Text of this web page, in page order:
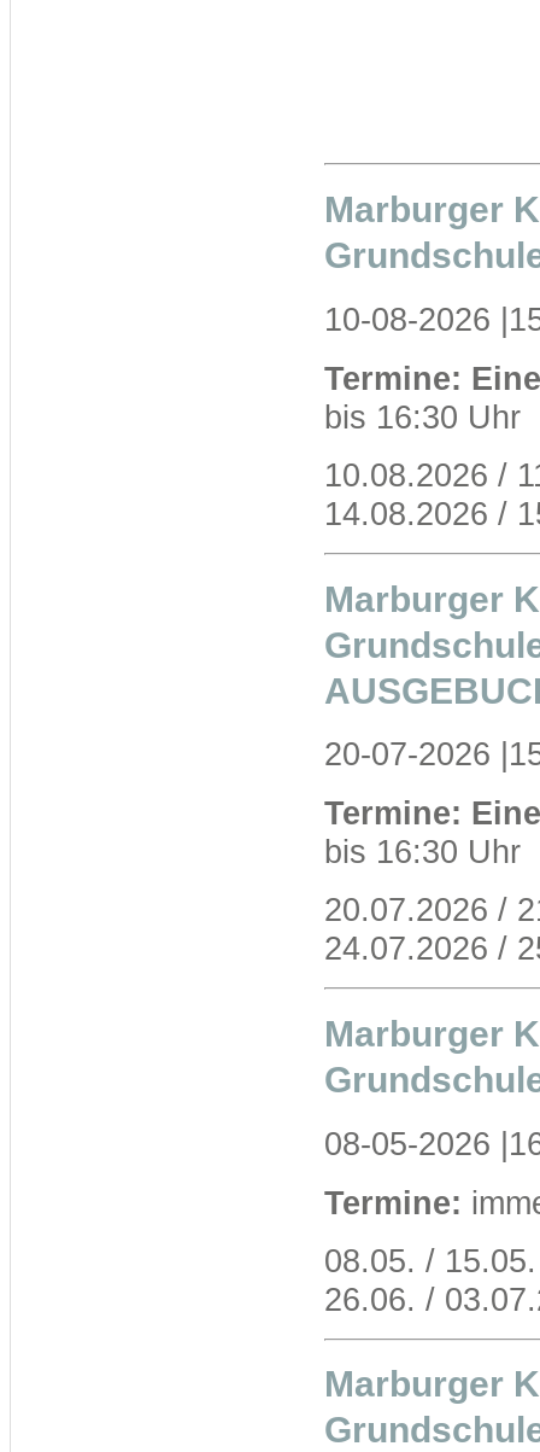
Marburger
10-08-2026
Termine:
bis 16:30 Uhr
10.08.2026 /
14.08.2026 /
Marburger
20-07-2026
Termine:
bis 16:30 Uhr
20.07.2026 /
24.07.2026 /
Marburger
08-05-2026
Termine:
08.05. /
26.06. /
Marburger